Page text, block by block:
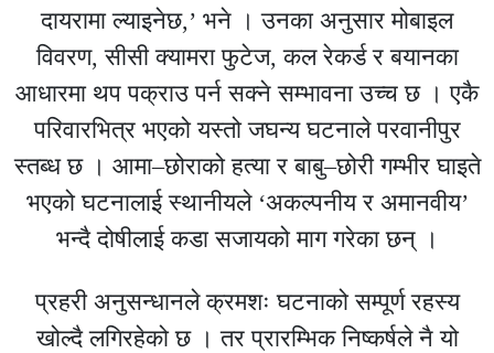
दायरामा ल्याइनेछ,’ भने । उनका अनुसार मोबाइल
विवरण, सीसी क्यामरा फुटेज, कल रेकर्ड र बयानका
आधारमा थप पक्राउ पर्न सक्ने सम्भावना उच्च छ । एकै
परिवारभित्र भएको यस्तो जघन्य घटनाले परवानीपुर
स्तब्ध छ । आमा–छोराको हत्या र बाबु–छोरी गम्भीर घाइते
भएको घटनालाई स्थानीयले ‘अकल्पनीय र अमानवीय’
भन्दै दोषीलाई कडा सजायको माग गरेका छन् ।
प्रहरी अनुसन्धानले क्रमशः घटनाको सम्पूर्ण रहस्य
खोल्दै लगिरहेको छ । तर प्रारम्भिक निष्कर्षले नै यो